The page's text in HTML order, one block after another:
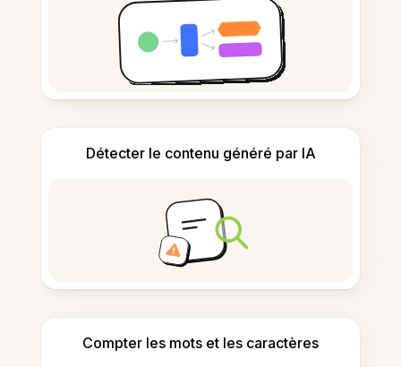
Détecter le contenu généré par IA
Compter les mots et les caractères